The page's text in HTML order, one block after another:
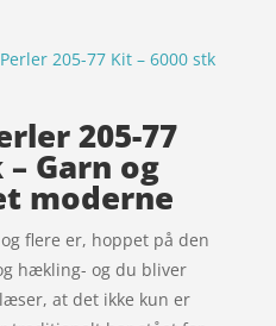
205-77 Kit – 6000 stk
205-77
Garn og
moderne
flere er, hoppet på den
hækling- og du bliver
at det ikke kun er